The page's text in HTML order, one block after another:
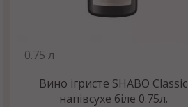
0.75 л
Вино ігристе SHABO Classic
напівсухе біле 0.75л.